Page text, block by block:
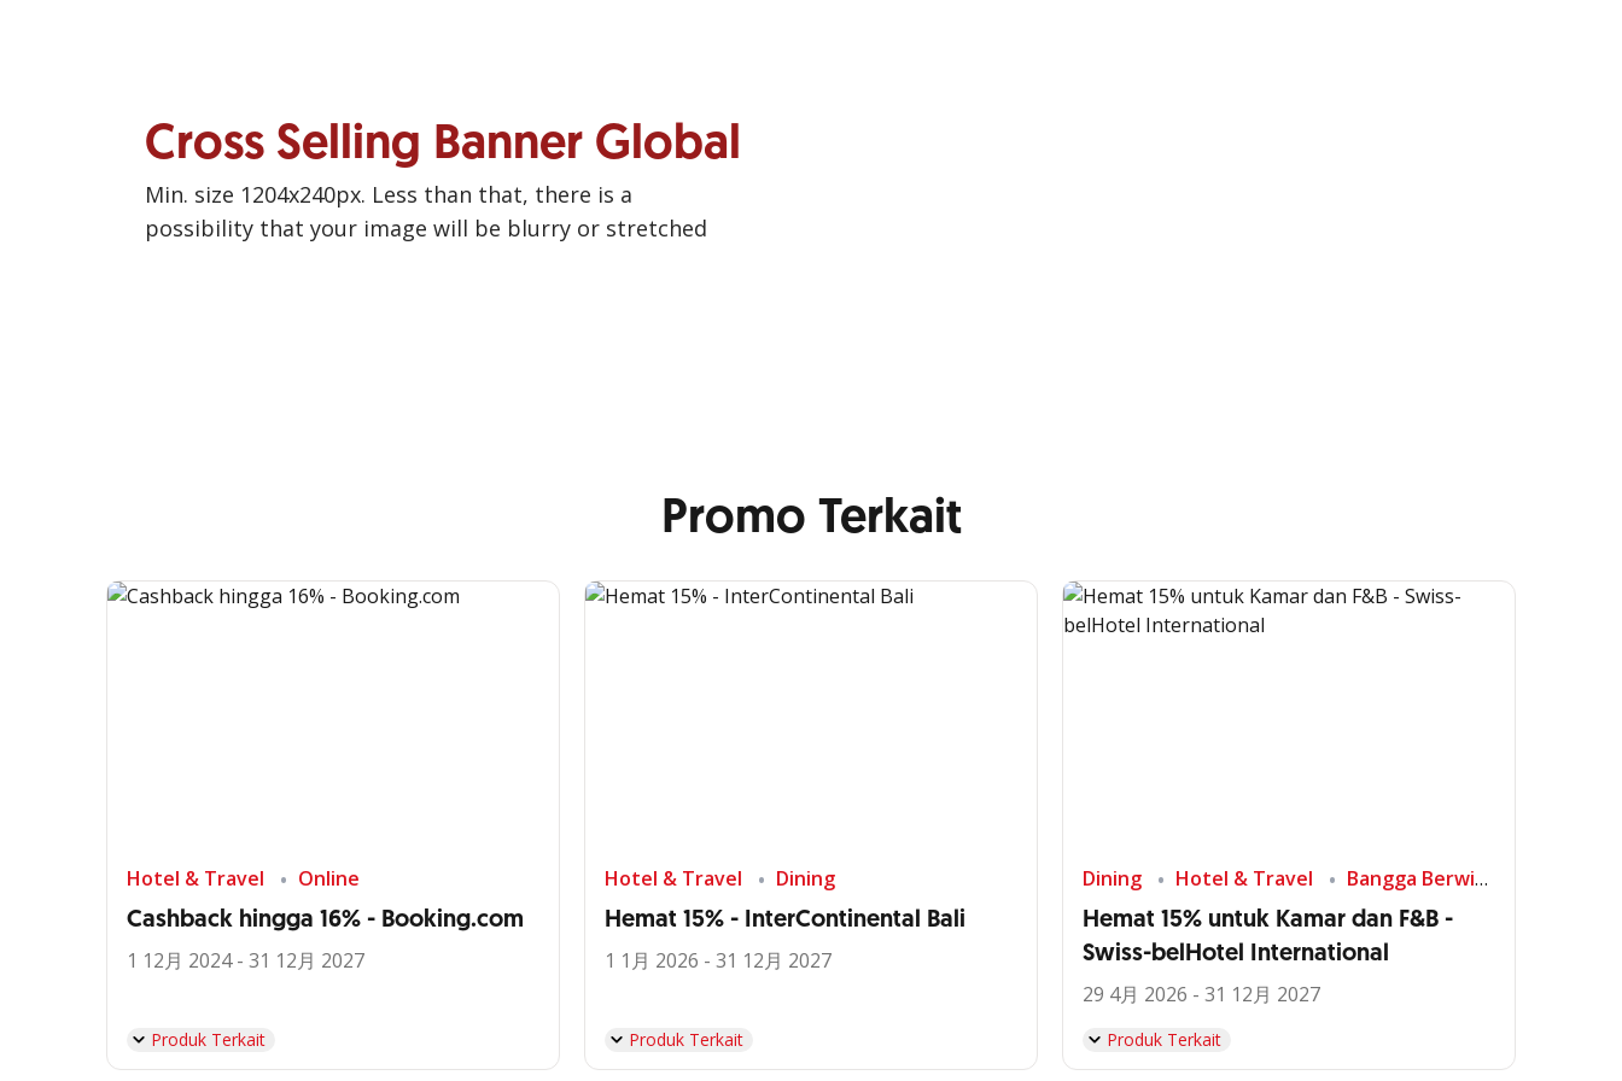
Cross Selling Banner Global
Min. size 1204x240px. Less than that, there is a
possibility that your image will be blurry or stretched
Promo Terkait
Hotel & Travel Online
Cashback hingga 16% - Booking.com
1 12月 2024 - 31 12月 2027
Produk Terkait
Hotel & Travel Dining
Hemat 15% - InterContinental Bali
1 1月 2026 - 31 12月 2027
Produk Terkait
Dining Hotel & Travel Bangga Berwisata di Indonesia
Hemat 15% untuk Kamar dan F&B -
Swiss-belHotel International
29 4月 2026 - 31 12月 2027
Produk Terkait